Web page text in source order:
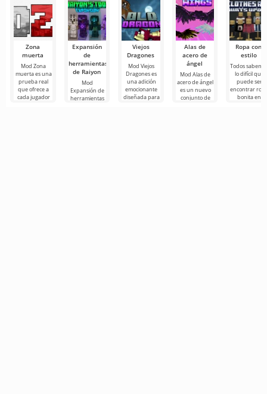
Zona
muerta
Mod Zona
muerta es una
prueba real
que ofrece a
cada jugador
Expansión
de
herramientas
de Raiyon
Mod
Expansión de
herramientas
Viejos
Dragones
Mod Viejos
Dragones es
una adición
emocionante
diseñada para
Alas de
acero de
ángel
Mod Alas de
acero de ángel
es un nuevo
conjunto de
Ropa con
estilo
Todos
lo difícil que
puede ser
encontrar
bonita en